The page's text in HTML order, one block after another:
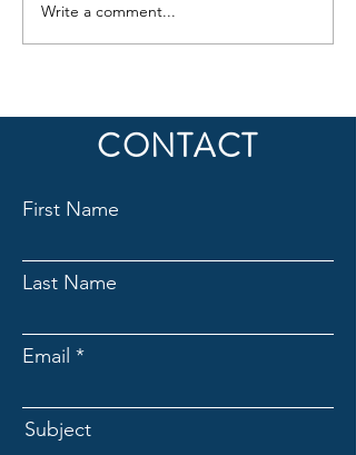
Write a comment...
CONTACT
First Name
Last Name
Email
Subject